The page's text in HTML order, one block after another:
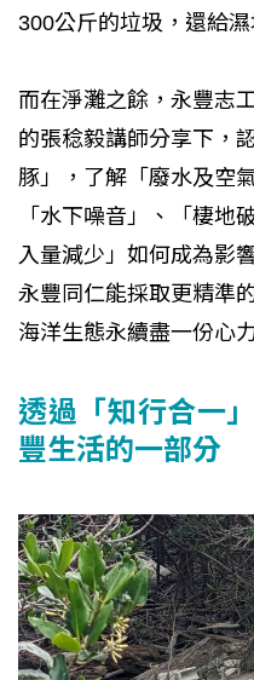
300公斤的垃圾，還給
而在淨灘之餘，永豐志
的張稔毅講師分享下，
豚」，了解「廢水及空
「水下噪音」、「棲地
入量減少」如何成為影
永豐同仁能採取更精準
海洋生態永續盡一份心
透過「知行合一
豐生活的一部分